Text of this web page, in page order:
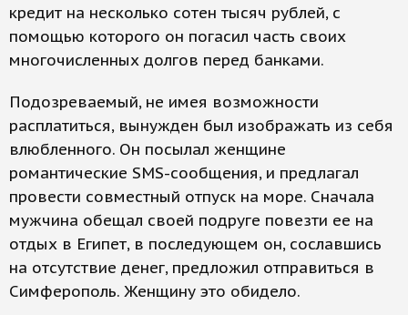
кредит на несколько сотен тысяч рублей, с
помощью которого он погасил часть своих
многочисленных долгов перед банками.
Подозреваемый, не имея возможности
расплатиться, вынужден был изображать из себя
влюбленного. Он посылал женщине
романтические SMS-сообщения, и предлагал
провести совместный отпуск на море. Сначала
мужчина обещал своей подруге повезти ее на
отдых в Египет, в последующем он, сославшись
на отсутствие денег, предложил отправиться в
Симферополь. Женщину это обидело.